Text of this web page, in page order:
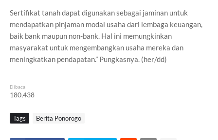
Sertifikat tanah dapat digunakan sebagai jaminan untuk
mendapatkan pinjaman modal usaha dari lembaga keuangan,
baik bank maupun non-bank. Hal ini memungkinkan
masyarakat untuk mengembangkan usaha mereka dan
meningkatkan pendapatan.” Pungkasnya. (her/dd)
Dibaca
180,438
Tags Berita Ponorogo